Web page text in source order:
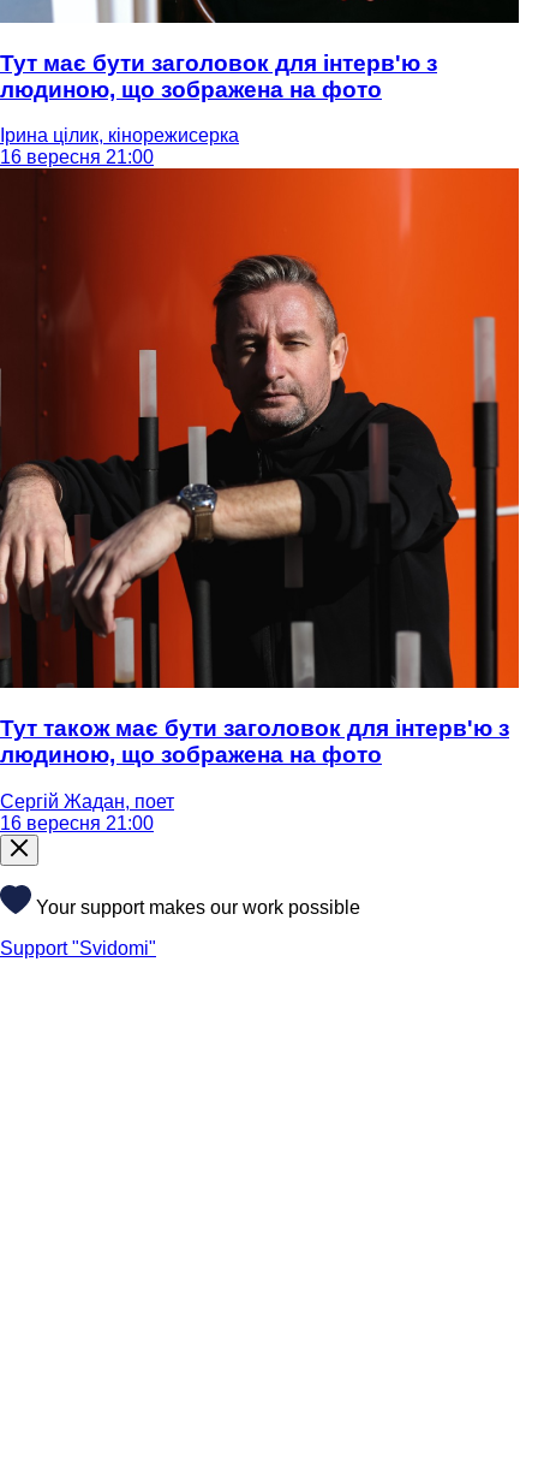
Тут має бути заголовок для інтерв'ю з
людиною, що зображена на фото
Ірина цілик, кінорежисерка
16 вересня 21:00
Тут також має бути заголовок для інтерв'ю з
людиною, що зображена на фото
Сергій Жадан, поет
16 вересня 21:00
Your support makes our work possible
Support "Svidomi"